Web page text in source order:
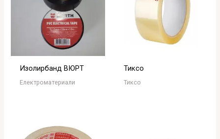
Изолирбанд ВЮРТ
Електроматериали
Тиксо
Тиксо